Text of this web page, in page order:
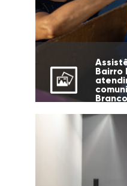
Bairro
Branco